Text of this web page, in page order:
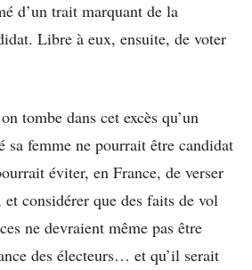
d’un trait marquant de la
Libre à eux, ensuite, de voter
tombe dans cet excès qu’un
sa femme ne pourrait être candidat
éviter, en France, de verser
et considérer que des faits de vol
ne devraient même pas être
des électeurs… et qu’il serait